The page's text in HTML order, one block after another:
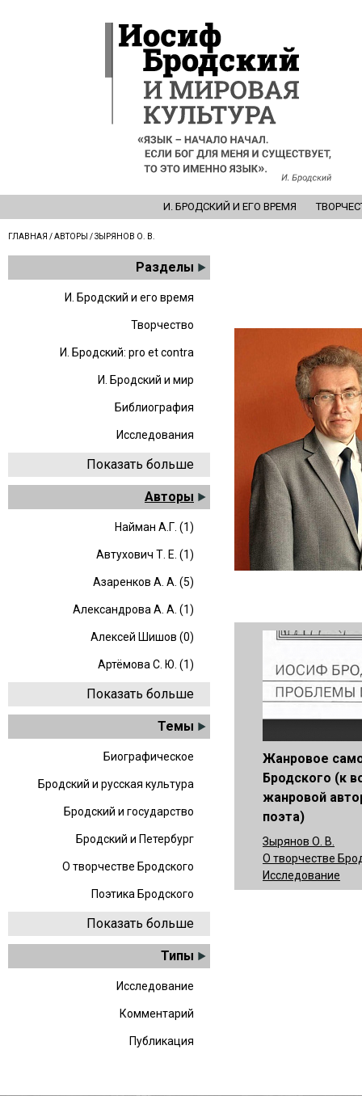
И. БРОДСКИЙ И ЕГО ВРЕМЯ
ГЛАВНАЯ /АВТОРЫ / ЗЫРЯНОВ О. В.
Разделы
И. Бродский и его время
Творчество
И. Бродский: pro et contra
И. Бродский и мир
Библиография
Исследования
Показать больше
Авторы
Найман А.Г. (1)
Автухович Т. Е. (1)
Азаренков А. А. (5)
Александрова А. А. (1)
Алексей Шишов (0)
Артёмова С. Ю. (1)
Показать больше
Темы
Биографическое
Бродский и русская культура
Бродский и государство
Бродский и Петербург
О творчестве Бродского
Поэтика Бродского
Показать больше
Типы
Исследование
Комментарий
Публикация
Жанровое
Бродского (к
жанровой
поэта)
Зырянов О. В.
О творчестве
Исследование